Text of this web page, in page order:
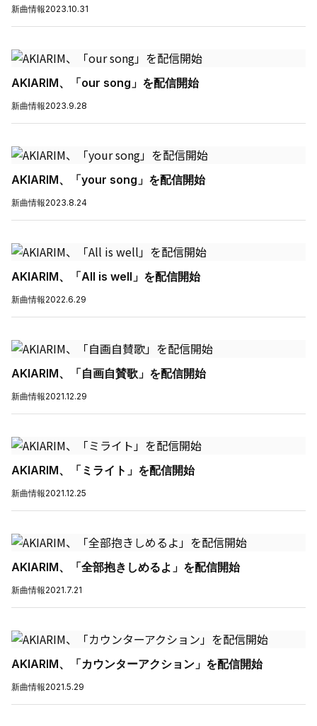
新曲情報2023.10.31
AKIARIM、「our song」を配信開始
新曲情報2023.9.28
AKIARIM、「your song」を配信開始
新曲情報2023.8.24
AKIARIM、「All is well」を配信開始
新曲情報2022.6.29
AKIARIM、「自画自賛歌」を配信開始
新曲情報2021.12.29
AKIARIM、「ミライト」を配信開始
新曲情報2021.12.25
AKIARIM、「全部抱きしめるよ」を配信開始
新曲情報2021.7.21
AKIARIM、「カウンターアクション」を配信開始
新曲情報2021.5.29